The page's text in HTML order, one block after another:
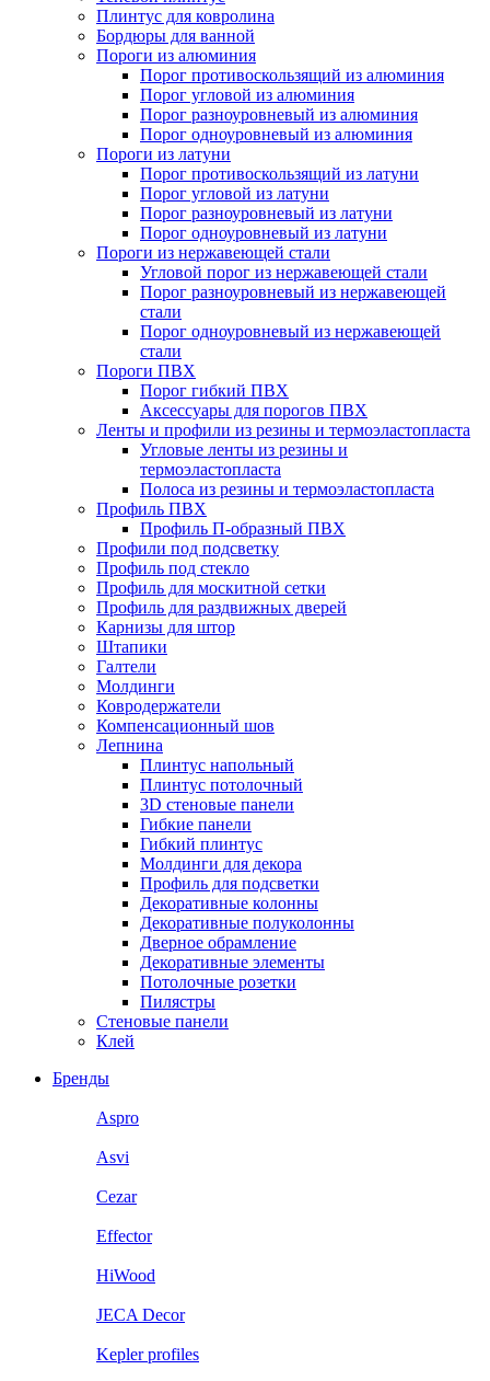
Плинтус для ковролина
Бордюры для ванной
Пороги из алюминия
Порог противоскользящий из алюминия
Порог угловой из алюминия
Порог разноуровневый из алюминия
Порог одноуровневый из алюминия
Пороги из латуни
Порог противоскользящий из латуни
Порог угловой из латуни
Порог разноуровневый из латуни
Порог одноуровневый из латуни
Пороги из нержавеющей стали
Угловой порог из нержавеющей стали
Порог разноуровневый из нержавеющей
стали
Порог одноуровневый из нержавеющей
стали
Пороги ПВХ
Порог гибкий ПВХ
Аксессуары для порогов ПВХ
Ленты и профили из резины и термоэластопласта
Угловые ленты из резины и
термоэластопласта
Полоса из резины и термоэластопласта
Профиль ПВХ
Профиль П-образный ПВХ
Профили под подсветку
Профиль под стекло
Профиль для москитной сетки
Профиль для раздвижных дверей
Карнизы для штор
Штапики
Галтели
Молдинги
Ковродержатели
Компенсационный шов
Лепнина
Плинтус напольный
Плинтус потолочный
3D стеновые панели
Гибкие панели
Гибкий плинтус
Молдинги для декора
Профиль для подсветки
Декоративные колонны
Декоративные полуколонны
Дверное обрамление
Декоративные элементы
Потолочные розетки
Пилястры
Стеновые панели
Клей
Бренды
Aspro
Asvi
Cezar
Effector
HiWood
JECA Decor
Kepler profiles